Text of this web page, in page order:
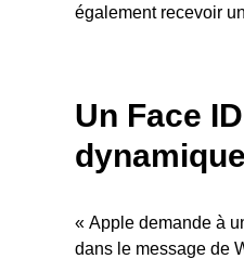
également recevoir
Un Face
« Apple demande à
dans le message de